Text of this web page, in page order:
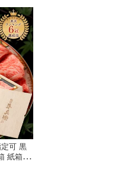
可 黒
紙箱 す
ト 牛
牛肉